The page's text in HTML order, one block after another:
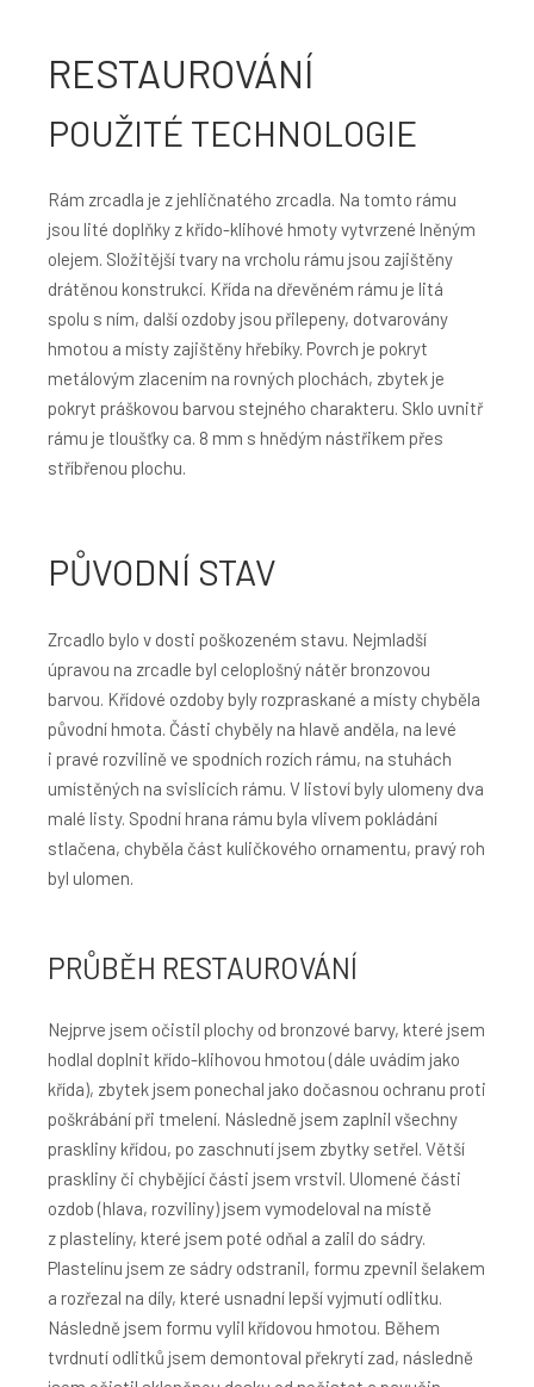
RESTAUROVÁNÍ
POUŽITÉ TECHNOLOGIE
Rám zrcadla je z jehličnatého zrcadla. Na tomto rámu
jsou lité doplňky z křído-klihové hmoty vytvrzené lněným
olejem. Složitější tvary na vrcholu rámu jsou zajištěny
drátěnou konstrukcí. Křída na dřevěném rámu je litá
spolu s ním, další ozdoby jsou přilepeny, dotvarovány
hmotou a místy zajištěny hřebíky. Povrch je pokryt
metálovým zlacením na rovných plochách, zbytek je
pokryt práškovou barvou stejného charakteru. Sklo uvnitř
rámu je tloušťky ca. 8 mm s hnědým nástřikem přes
stříbřenou plochu.
PŮVODNÍ STAV
Zrcadlo bylo v dosti poškozeném stavu. Nejmladší
úpravou na zrcadle byl celoplošný nátěr bronzovou
barvou. Křídové ozdoby byly rozpraskané a místy chyběla
původní hmota. Části chyběly na hlavě anděla, na levé
i pravé rozvilině ve spodních rozích rámu, na stuhách
umístěných na svislicích rámu. V listoví byly ulomeny dva
malé listy. Spodní hrana rámu byla vlivem pokládání
stlačena, chyběla část kuličkového ornamentu, pravý roh
byl ulomen.
PRŮBĚH RESTAUROVÁNÍ
Nejprve jsem očistil plochy od bronzové barvy, které jsem
hodlal doplnit křído-klihovou hmotou (dále uvádím jako
křída), zbytek jsem ponechal jako dočasnou ochranu proti
poškrábání při tmelení. Následně jsem zaplnil všechny
praskliny křídou, po zaschnutí jsem zbytky setřel. Větší
praskliny či chybějící části jsem vrstvil. Ulomené části
ozdob (hlava, rozviliny) jsem vymodeloval na místě
z plastelíny, které jsem poté odňal a zalil do sádry.
Plastelínu jsem ze sádry odstranil, formu zpevnil šelakem
a rozřezal na díly, které usnadní lepší vyjmutí odlitku.
Následně jsem formu vylil křídovou hmotou. Během
tvrdnutí odlitků jsem demontoval překrytí zad, následně